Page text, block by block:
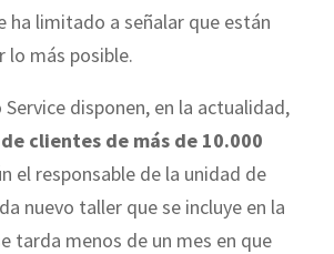
ha limitado a señalar que están
lo más posible.
disponen, en la actualidad,
clientes de más de 10.000
el responsable de la unidad de
nuevo taller que se incluye en la
tarda menos de un mes en que